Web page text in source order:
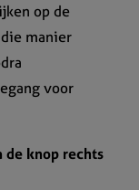
op de
manier
voor
de knop rechts